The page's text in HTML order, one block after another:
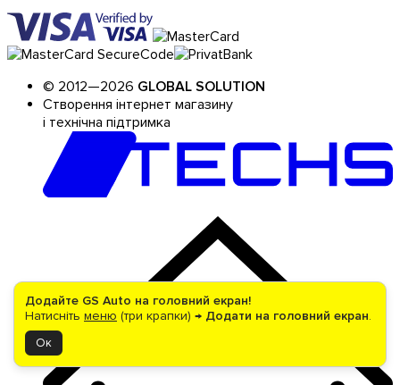
Додайте GS Auto на головний екран!
Натисніть меню (три крапки) → Додати на головний екран.
Ок
© 2012—2026 GLOBAL SOLUTION
Створення інтернет магазину
і технічна підтримка